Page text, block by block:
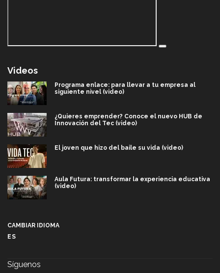
Videos
Programa enlace: para llevar a tu empresa al
siguiente nivel (video)
¿Quieres emprender? Conoce el nuevo HUB de
Innovación del Tec (video)
El joven que hizo del baile su vida (video)
Aula Futura: transformar la experiencia educativa
(video)
CAMBIAR IDIOMA
ES
Síguenos